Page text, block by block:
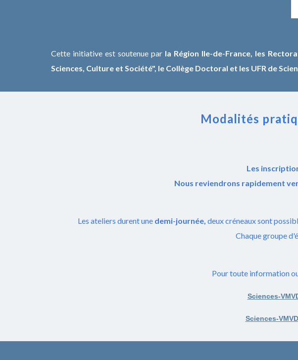
Cette initiative est soutenue par la Région Ile-de-France, les
Sciences, Culture et Société", le Collège Doctoral et les UFR de
Modalités
Les
Nous reviendrons rapidement
Les ateliers durent une demi-journée, deuxcréneaux sont
Chaque groupe
Pour toute information
Sciences-
Sciences-